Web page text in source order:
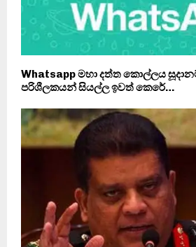
Whatsapp මහා දත්ත කොල්ලය
පරිශීලකයන් සියල්ල ඉවත් කෙරේ…